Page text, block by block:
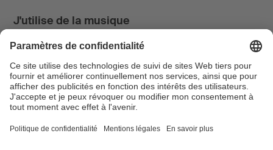
J'utilise de la musique
News & Agenda
FONDATION SUISA ↗